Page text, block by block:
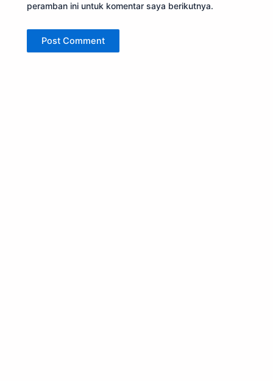
peramban ini untuk komentar saya berikutnya.